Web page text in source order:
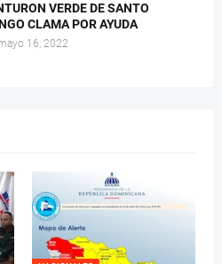
VERDE DE SANTO
CLAMA POR AYUDA
16, 2022